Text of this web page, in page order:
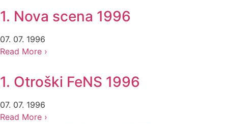
1. Nova scena 1996
07. 07. 1996
Read More ›
1. Otroški FeNS 1996
07. 07. 1996
Read More ›